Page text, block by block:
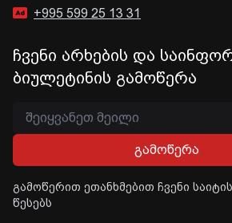
+995 599 25 13 31
ჩვენი არხების და
ბიულეტინის გამოწერა
გამოწერა
გამოწერით ეთანხმებით ჩვენი
წესებს